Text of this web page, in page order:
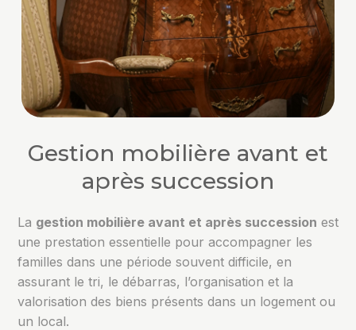
Gestion mobilière avant et
après succession
La gestion mobilière avant et après succession est
une prestation essentielle pour accompagner les
familles dans une période souvent difficile, en
assurant le tri, le débarras, l’organisation et la
valorisation des biens présents dans un logement ou
un local.